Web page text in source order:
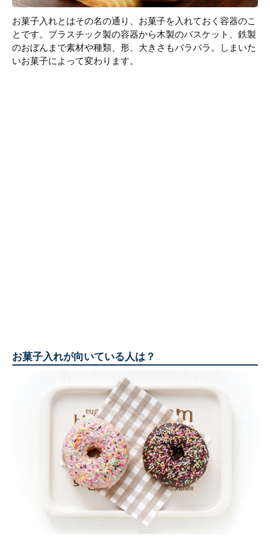
お菓子入れとはその名の通り、お菓子を入れておく容器のこ
とです。プラスチック製の容器から木製のバスケット、鉄製
のおぼんまで素材や種類、形、大きさもバラバラ。しまいた
いお菓子によって変わります。
お菓子入れが向いている人は？